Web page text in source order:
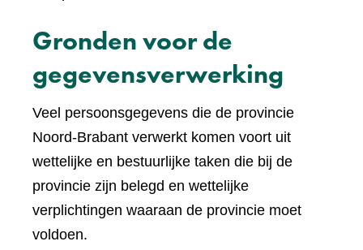
Gronden voor de
gegevensverwerking
Veel persoonsgegevens die de provincie
Noord-Brabant verwerkt komen voort uit
wettelijke en bestuurlijke taken die bij de
provincie zijn belegd en wettelijke
verplichtingen waaraan de provincie moet
voldoen.